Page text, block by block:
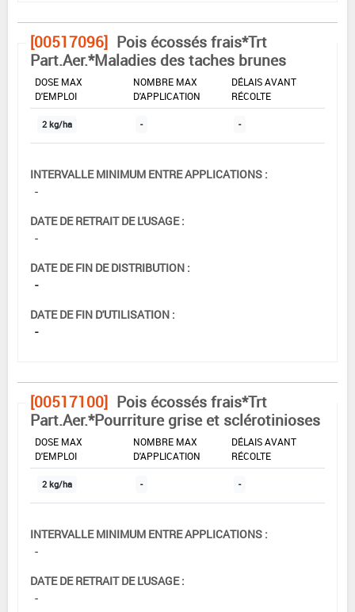
[00517096] Pois écossés frais*Trt
Part.Aer.*Maladies des taches brunes
DOSE MAX
D'EMPLOI
NOMBRE MAX
D'APPLICATION
DÉLAIS AVANT
RÉCOLTE
2 kg/ha - -
INTERVALLE MINIMUM ENTRE APPLICATIONS :
-
DATE DE RETRAIT DE L'USAGE :
-
DATE DE FIN DE DISTRIBUTION :
-
DATE DE FIN D'UTILISATION :
-
[00517100] Pois écossés frais*Trt
Part.Aer.*Pourriture grise et sclérotinioses
DOSE MAX
D'EMPLOI
NOMBRE MAX
D'APPLICATION
DÉLAIS AVANT
RÉCOLTE
2 kg/ha - -
INTERVALLE MINIMUM ENTRE APPLICATIONS :
-
DATE DE RETRAIT DE L'USAGE :
-